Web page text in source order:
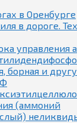
в Оренбурге
в дороге.
управления
борная и
(аммоний